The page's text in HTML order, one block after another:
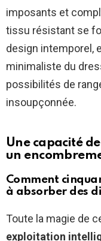
imposants et
tissu résistant se
design intemporel,
minimaliste du
possibilités de
insoupçonnée.
Une capacité
un
Comment
à absorber des
Toute la magie de
exploitation